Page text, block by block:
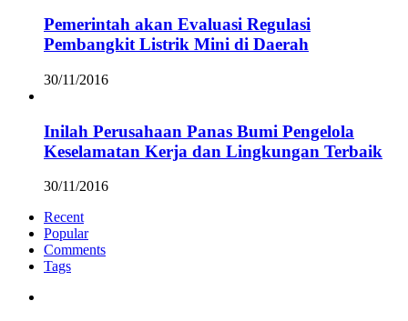
Pemerintah akan Evaluasi Regulasi
Pembangkit Listrik Mini di Daerah
30/11/2016
Inilah Perusahaan Panas Bumi Pengelola
Keselamatan Kerja dan Lingkungan Terbaik
30/11/2016
Recent
Popular
Comments
Tags